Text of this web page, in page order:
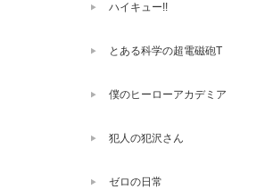
ハイキュー!!
とある科学の超電磁砲T
僕のヒーローアカデミア
犯人の犯沢さん
ゼロの日常